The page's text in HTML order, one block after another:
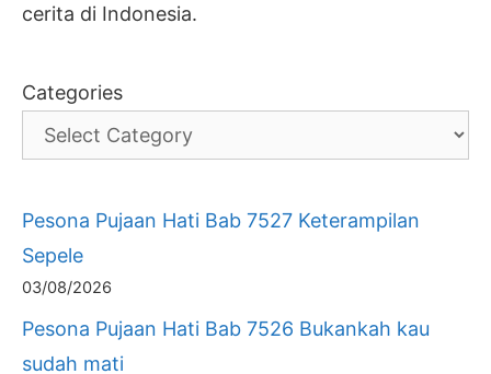
cerita di Indonesia.
Categories
Pesona Pujaan Hati Bab 7527 Keterampilan
Sepele
03/08/2026
Pesona Pujaan Hati Bab 7526 Bukankah kau
sudah mati